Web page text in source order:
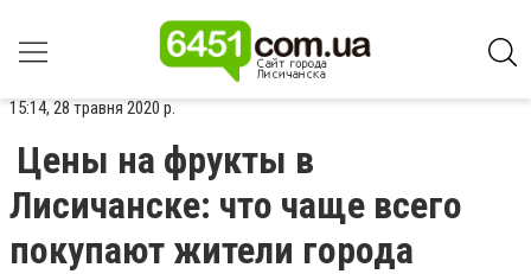
15:14, 28 травня 2020 р.
Цены на фрукты в
Лисичанске: что чаще всего
покупают жители города